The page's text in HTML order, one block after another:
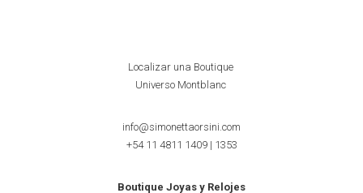
Localizar una Boutique
Universo Montblanc
info@simonettaorsini.com
+54 11 4811 1409| 1353
Boutique Joyas y Relojes